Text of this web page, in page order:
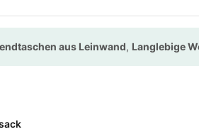
aus Leinwand, Langlebige